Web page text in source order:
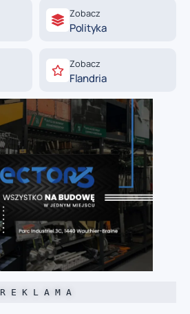
Zobacz
Polityka
Zobacz
Flandria
R E K L A M A